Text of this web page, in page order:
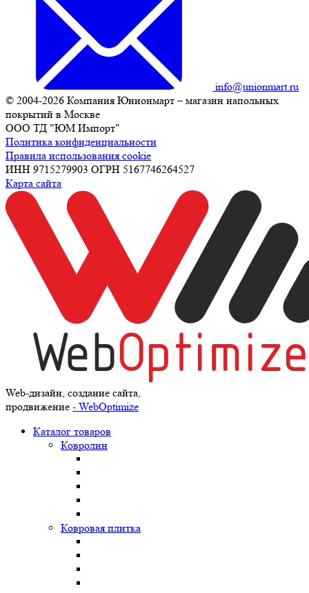
info@unionmart.ru
© 2004-2026 Компания Юнионмарт – магазин напольных
покрытий в Москве
ООО ТД "ЮМ Импорт"
Политика конфиденциальности
Правила использования cookie
ИНН 9715279903 ОГРН 5167746264527
Карта сайта
Web-дизайн, создание сайта,
продвижение - WebOptimize
Каталог товаров
Ковролин
Ковровая плитка